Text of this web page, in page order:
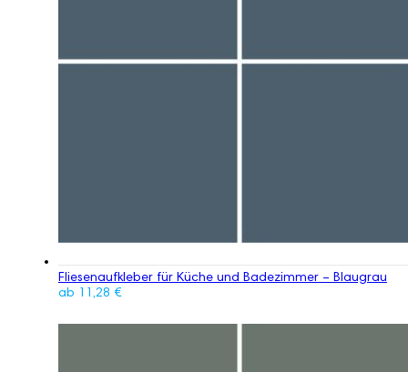
Fliesenaufkleber für Küche und Badezimmer – Blaugrau
ab 11,28 €